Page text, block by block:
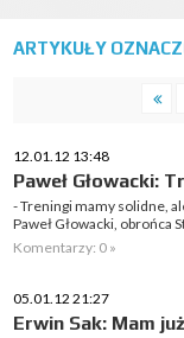
ARTYKUŁY
12.01.12 13:48
Paweł Głowacki:
- Treningi mamy solidne,
Paweł Głowacki, obrońca
Komentarzy: 0 »
05.01.12 21:27
Erwin Sak: Mam